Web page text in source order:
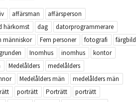
affärsman
affärsperson
härkomst dag
datorprogrammerare
människor Fem personer fotografi
färgbild
Inomhus inomhus
kontor
Medelålders
medelålders
Medelålders män
medelålders män
porträtt Porträtt
porträtt